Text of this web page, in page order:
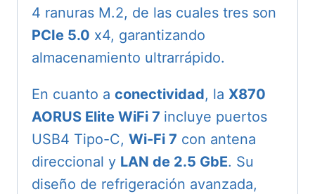
4 ranuras M.2, de las cuales tres son
PCIe 5.0 x4, garantizando
almacenamiento ultrarrápido.
En cuanto a conectividad, la X870
AORUS Elite WiFi 7 incluye puertos
USB4 Tipo-C, Wi-Fi 7 con antena
direccional y LAN de 2.5 GbE. Su
diseño de refrigeración avanzada,